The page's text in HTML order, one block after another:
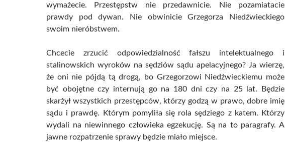
wymażecie. Przestępstw nie przedawnicie. Nie pozamiatacie
prawdy pod dywan. Nie obwinicie Grzegorza Niedźwieckiego
swoim nieróbstwem.
Chcecie zrzucić odpowiedzialność fałszu intelektualnego i
stalinowskich wyroków na sędziów sądu apelacyjnego? Ja wierzę,
że oni nie pójdą tą drogą, bo Grzegorzowi Niedźwieckiemu może
być obojętne czy internują go na 180 dni czy na 25 lat. Będzie
skarżył wszystkich przestępców, którzy godzą w prawo, dobre imię
sądu i prawdę. Którym pomyliła się rola sędziego z katem. Którzy
wydali na niewinnego człowieka egzekucję. Są na to paragrafy. A
jawne rozpatrzenie sprawy będzie miało miejsce.